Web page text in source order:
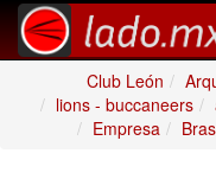
Club León
lions - buccaneers
Empresa